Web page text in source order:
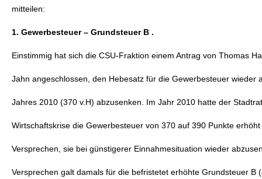
mitteilen:
1. Gewerbesteuer – Grundsteuer B .
Einstimmig hat sich die CSU-Fraktion einem Antrag von Thomas
Jahn angeschlossen, den Hebesatz für die Gewerbesteuer wieder
Jahres 2010 (370 v.H) abzusenken. Im Jahr 2010 hatte der
Wirtschaftskrise die Gewerbesteuer von 370 auf 390 Punkte
Versprechen, sie bei günstigerer Einnahmesituation wieder
Versprechen galt damals für die befristetet erhöhte Grundsteuer B